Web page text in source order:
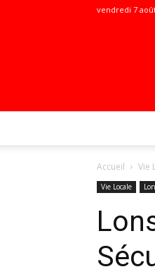
vendredi 7
Accueil Vie
Vie Locale